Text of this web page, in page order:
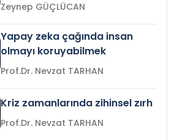
Zeynep GÜÇLÜCAN
Yapay zeka çağında insan
olmayı koruyabilmek
Prof.Dr. Nevzat TARHAN
Kriz zamanlarında zihinsel zırh
Prof.Dr. Nevzat TARHAN